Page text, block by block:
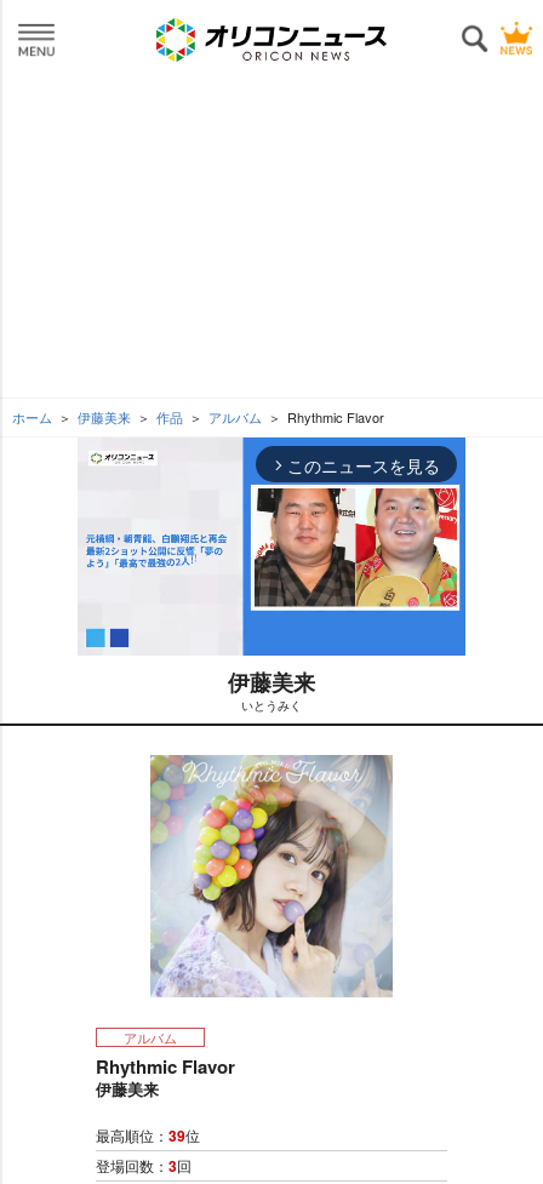
ホーム 伊藤美来 作品 アルバム Rhythmic Flavor
arrow_forward_ios このニュースを見る
M
伊藤美来
いとうみく
アルバム
Rhythmic Flavor
伊藤美来
最高順位： 39位
登場回数： 3回